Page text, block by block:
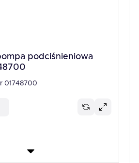
podciśnieniowa
01748700